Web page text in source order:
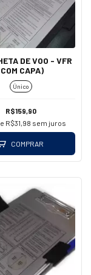
DE VOO - VFR
CAPA)
Único
R$159,90
R$31,98 sem juros
COMPRAR